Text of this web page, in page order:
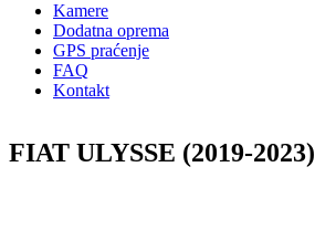
Kamere
Dodatna oprema
GPS praćenje
FAQ
Kontakt
FIAT ULYSSE (2019-2023)